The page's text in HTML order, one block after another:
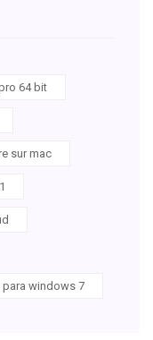
64 bit
sur mac
para windows 7